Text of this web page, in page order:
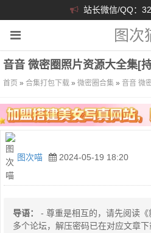
站长微信/QQ：
图次
音音 微密圈照片资源大全集[
首页 » 合集打包下载 » 微密圈合集 » 音音 微
图次喵 2024-05-19 18:20
导语：
- 尊重是相互的，请先阅读
多个论坛，解压密码已在对应文章